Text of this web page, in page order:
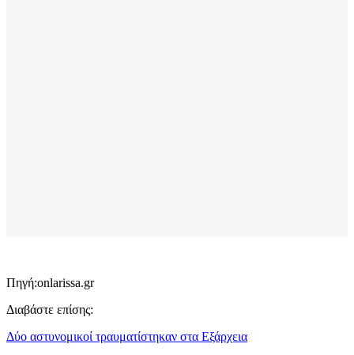
Πηγή:onlarissa.gr
Διαβάστε επίσης:
Δύο αστυνομικοί τραυματίστηκαν στα Εξάρχεια